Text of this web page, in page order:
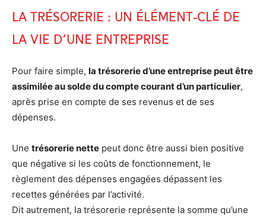
La trésorerie : un élément-clé de
la vie d’une entreprise
Pour faire simple, la trésorerie d’une entreprise peut être
assimilée au solde du compte courant d’un particulier,
après prise en compte de ses revenus et de ses
dépenses.
Une trésorerie nette peut donc être aussi bien positive
que négative si les coûts de fonctionnement, le
règlement des dépenses engagées dépassent les
recettes générées par l’activité.
Dit autrement, la trésorerie représente la somme qu’une